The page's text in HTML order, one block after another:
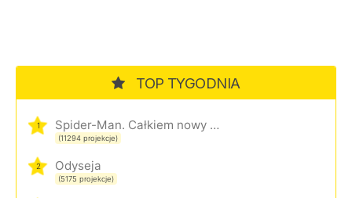
TOP TYGODNIA
1 Spider-Man. Całkiem nowy dzień
(11294 projekcje)
2 Odyseja
(5175 projekcje)